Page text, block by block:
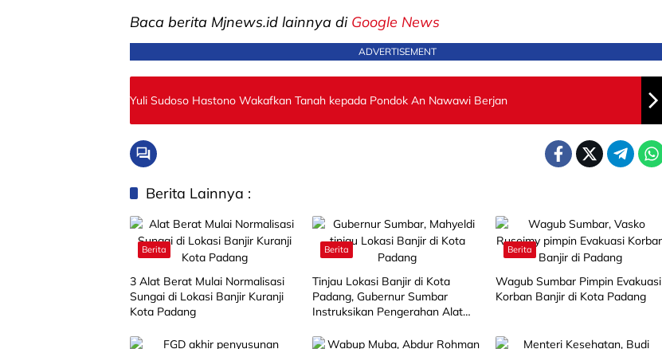
Baca berita Mjnews.id lainnya di Google News
ADVERTISEMENT
Yuli Sudoso Hastono Wakafkan Tanah kepada Pondok An Nawawi Berjan
Berita Lainnya :
Berita
3 Alat Berat Mulai Normalisasi
Sungai di Lokasi Banjir Kuranji
Kota Padang
Berita
Tinjau Lokasi Banjir di Kota
Padang, Gubernur Sumbar
Instruksikan Pengerahan Alat
Berita
Wagub Sumbar Pimpin Evakuasi
Korban Banjir di Kota Padang